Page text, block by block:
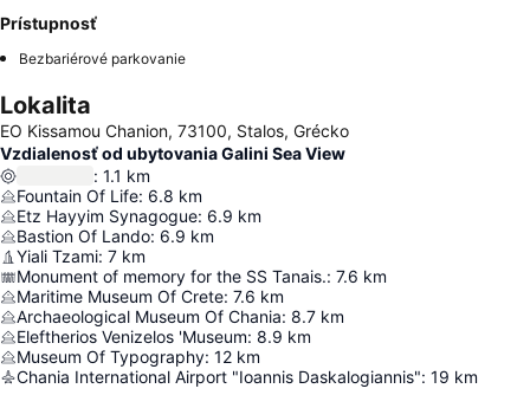
Prístupnosť
Bezbariérové parkovanie
Lokalita
EO Kissamou Chanion, 73100, Stalos, Grécko
Vzdialenosť od ubytovania Galini Sea View
: 1.1 km
Fountain Of Life: 6.8 km
Etz Hayyim Synagogue: 6.9 km
Bastion Of Lando: 6.9 km
Yiali Tzami: 7 km
Monument of memory for the SS Tanais.: 7.6 km
Maritime Museum Of Crete: 7.6 km
Archaeological Museum Of Chania: 8.7 km
Eleftherios Venizelos 'Museum: 8.9 km
Museum Of Typography: 12 km
Chania International Airport "Ioannis Daskalogiannis": 19 km